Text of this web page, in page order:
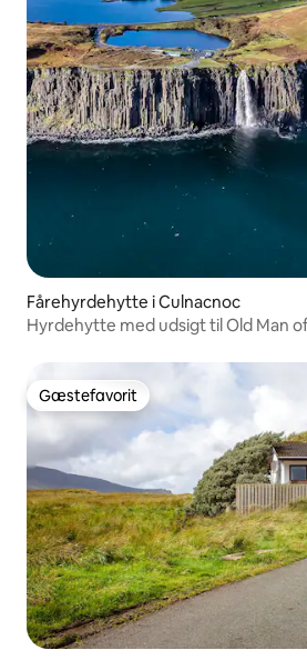
Fårehyrdehytte i Culnacnoc
Hyrdehytte med udsigt til Old Man
Gæstefavorit
Gæstefavorit